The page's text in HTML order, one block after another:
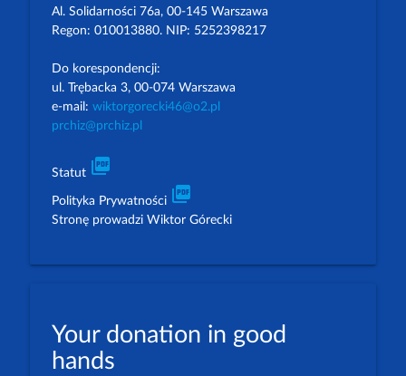
Al. Solidarności 76a, 00-145 Warszawa
Regon: 010013880. NIP: 5252398217
Do korespondencji:
ul. Trębacka 3, 00-074 Warszawa
e-mail: wiktorgorecki46@o2.pl
prchiz@prchiz.pl
Statut picture_as_pdf
Polityka Prywatności picture_as_pdf
Stronę prowadzi Wiktor Górecki
Your donation in good
hands